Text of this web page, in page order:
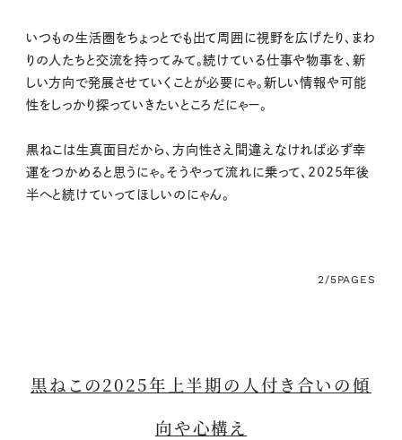
いつもの生活圏をちょっとでも出て周囲に視野を広げたり、まわ
りの人たちと交流を持ってみて。続けている仕事や物事を、新
しい方向で発展させていくことが必要にゃ。新しい情報や可能
性をしっかり探っていきたいところだにゃー。
黒ねこは生真面目だから、方向性さえ間違えなければ必ず幸
運をつかめると思うにゃ。そうやって流れに乗って、2025年後
半へと続けていってほしいのにゃん。
2/5PAGES
黒ねこの2025年上半期の人付き合いの傾
向や心構え